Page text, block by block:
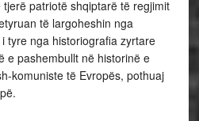
patriotë shqiptarë të regjimit
të largoheshin nga
tyre nga historiografia zyrtare
e pashembullt në historinë e
komuniste të Evropës, pothuaj